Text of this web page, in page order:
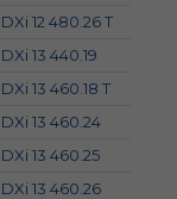
DXi 12 480.26 T
DXi 13 440.19
DXi 13 460.18 T
DXi 13 460.24
DXi 13 460.25
DXi 13 460.26